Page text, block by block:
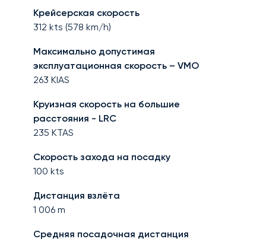
Крейсерская скорость
312 kts (578 km/h)
Максимально допустимая
эксплуатационная скорость – VMO
263 KIAS
Круизная скорость на большие
расстояния - LRC
235 KTAS
Скорость захода на посадку
100 kts
Дистанция взлёта
1 006 m
Средняя посадочная дистанция